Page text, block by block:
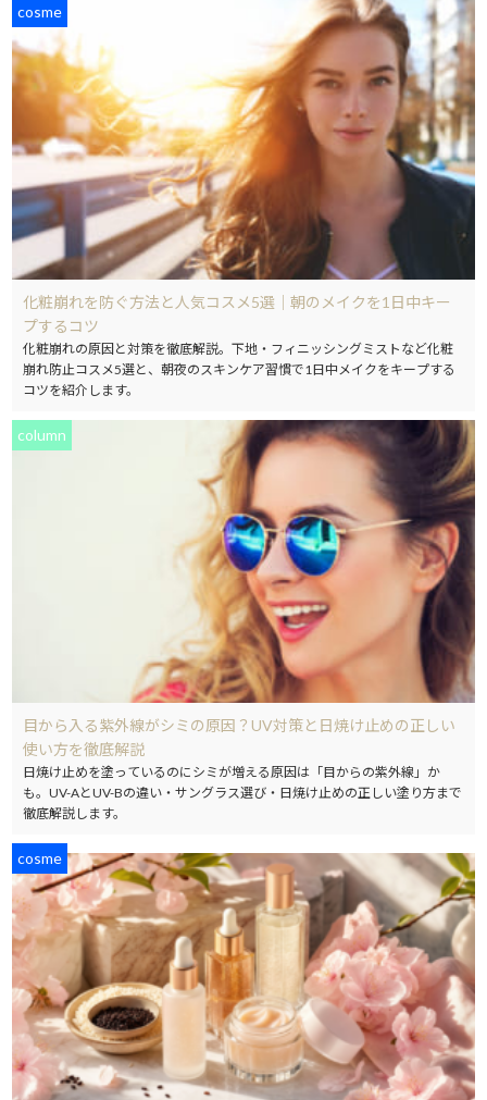
cosme
化粧崩れを防ぐ方法と人気コスメ5選｜朝のメイクを1日中キー
プするコツ
化粧崩れの原因と対策を徹底解説。下地・フィニッシングミストなど化粧
崩れ防止コスメ5選と、朝夜のスキンケア習慣で1日中メイクをキープする
コツを紹介します。
column
目から入る紫外線がシミの原因？UV対策と日焼け止めの正しい
使い方を徹底解説
日焼け止めを塗っているのにシミが増える原因は「目からの紫外線」か
も。UV-AとUV-Bの違い・サングラス選び・日焼け止めの正しい塗り方まで
徹底解説します。
cosme